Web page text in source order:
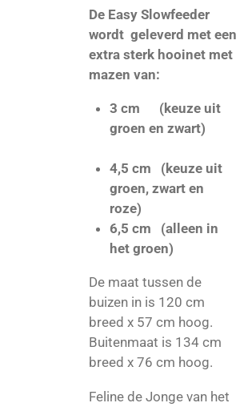
De Easy Slowfeeder
wordt geleverd met een
extra sterk hooinet met
mazen van:
3 cm (keuze uit
groen en zwart)
4,5 cm (keuze uit
groen, zwart en
roze)
6,5 cm (alleen in
het groen)
De maat tussen de
buizen in is 120 cm
breed x 57 cm hoog.
Buitenmaat is 134 cm
breed x 76 cm hoog.
Feline de Jonge van het